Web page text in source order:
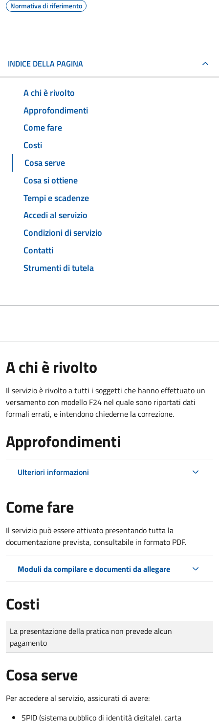
Normativa di riferimento
INDICE DELLA PAGINA
A chi è rivolto
Approfondimenti
Come fare
Costi
Cosa serve
Cosa si ottiene
Tempi e scadenze
Accedi al servizio
Condizioni di servizio
Contatti
Strumenti di tutela
A chi è rivolto
Il servizio è rivolto a tutti i soggetti che hanno effettuato un
versamento con modello F24 nel quale sono riportati dati
formali errati, e intendono chiederne la correzione.
Approfondimenti
Ulteriori informazioni
Come fare
Il servizio può essere attivato presentando tutta la
documentazione prevista, consultabile in formato PDF.
Moduli da compilare e documenti da allegare
Costi
Tipo di pagamento
Importo
La presentazione della pratica non prevede alcun
pagamento
Cosa serve
Per accedere al servizio, assicurati di avere:
SPID (sistema pubblico di identità digitale), carta